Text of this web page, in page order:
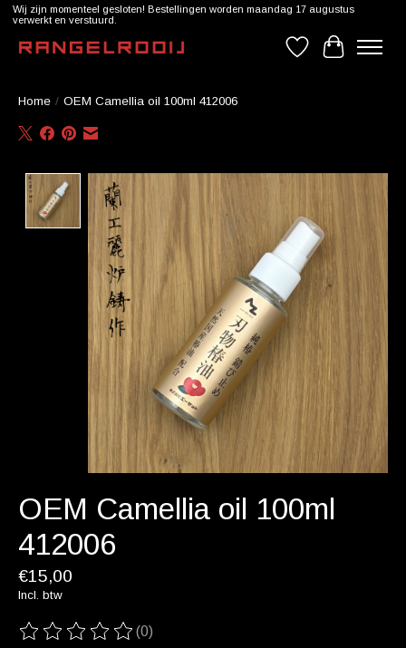
Wij zijn momenteel gesloten! Bestellingen worden maandag 17 augustus
verwerkt en verstuurd.
Verlanglijst
Home / OEM Camellia oil 100ml 412006
Product image slideshow Items
OEM Camellia oil 100ml
412006
€15,00
Incl. btw
De beoordeling van dit product is
(0)